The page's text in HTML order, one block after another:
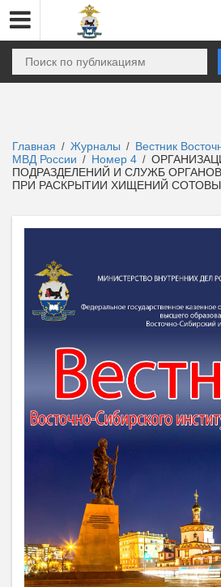
Главная / Журналы / Вестник
МВД России / Номер 4 /
ПОДРАЗДЕЛЕНИЙ И СЛУЖБ
ПРИ РАСКРЫТИИ ХИЩЕНИЙ